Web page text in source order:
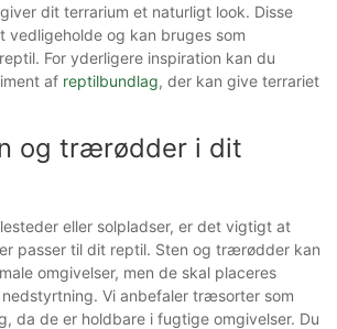
dit terrarium et naturligt look. Disse
vedligeholde og kan bruges som
For yderligere inspiration kan du
af reptilbundlag, der kan give terrariet
og trærødder i dit
eller solpladser, er det vigtigt at
passer til dit reptil. Sten og trærødder kan
omgivelser, men de skal placeres
Vi anbefaler træsorter som
da de er holdbare i fugtige omgivelser. Du